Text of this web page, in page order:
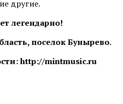
другие.
легендарно!
поселок Бунырево.
http://mintmusic.ru